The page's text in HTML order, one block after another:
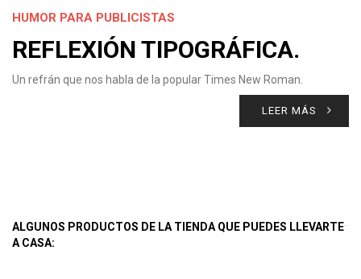
HUMOR PARA PUBLICISTAS
REFLEXIÓN TIPOGRÁFICA.
Un refrán que nos habla de la popular Times New Roman.
LEER MÁS
ALGUNOS PRODUCTOS DE LA TIENDA QUE PUEDES LLEVARTE
A CASA: